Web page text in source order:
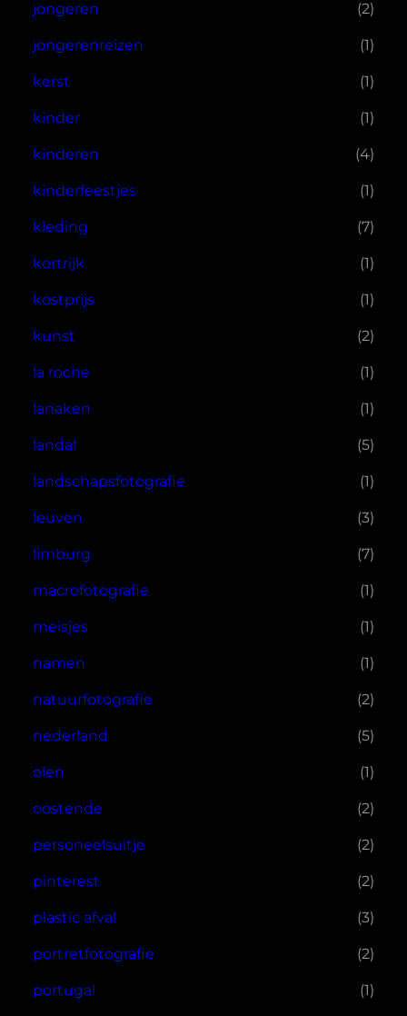
jongeren (2)
jongerenreizen (1)
kerst (1)
kinder (1)
kinderen (4)
kinderfeestjes (1)
kleding (7)
kortrijk (1)
kostprijs (1)
kunst (2)
la roche (1)
lanaken (1)
landal (5)
landschapsfotografie (1)
leuven (3)
limburg (7)
macrofotografie (1)
meisjes (1)
namen (1)
natuurfotografie (2)
nederland (5)
olen (1)
oostende (2)
personeelsuitje (2)
pinterest (2)
plastic afval (3)
portretfotografie (2)
portugal (1)